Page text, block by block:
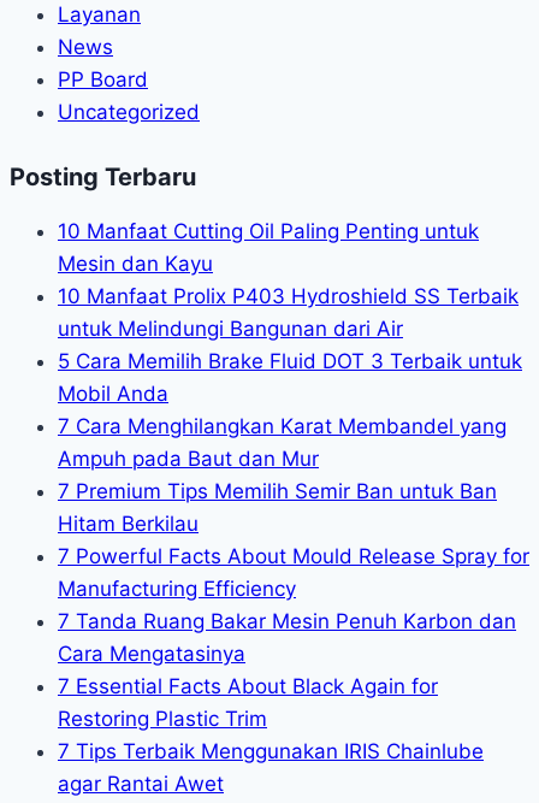
Layanan
News
PP Board
Uncategorized
Posting Terbaru
10 Manfaat Cutting Oil Paling Penting untuk
Mesin dan Kayu
10 Manfaat Prolix P403 Hydroshield SS Terbaik
untuk Melindungi Bangunan dari Air
5 Cara Memilih Brake Fluid DOT 3 Terbaik untuk
Mobil Anda
7 Cara Menghilangkan Karat Membandel yang
Ampuh pada Baut dan Mur
7 Premium Tips Memilih Semir Ban untuk Ban
Hitam Berkilau
7 Powerful Facts About Mould Release Spray for
Manufacturing Efficiency
7 Tanda Ruang Bakar Mesin Penuh Karbon dan
Cara Mengatasinya
7 Essential Facts About Black Again for
Restoring Plastic Trim
7 Tips Terbaik Menggunakan IRIS Chainlube
agar Rantai Awet